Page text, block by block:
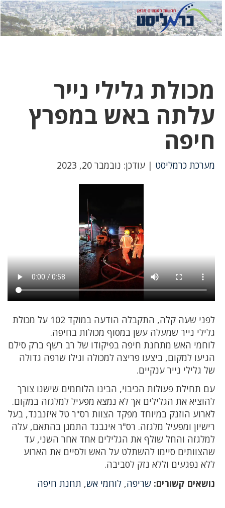
לחץ
כאן
לחץ
כדי
מכולת גלילי נייר
עלתה באש במפרץ
חיפה
מערכת כרמליסט | עודכן: נובמבר 20, 2023
לפני שעה קלה, התקבלה הודעה במוקד 102 על מכולת
גלילי נייר שמעלה עשן במסוף מכולות בחיפה.
לוחמי האש מתחנת חיפה בפיקודו של רב רשף ברק סילם
הגיעו למקום, ביצעו פריצה למכולה וגילו שרפה גדולה
של גלילי נייר ענקיים.
עם תחילת פעולות הכיבוי, הבינו הלוחמים שישנו צורך
להוציא את הגלילים אך לא נמצא מפעיל למלגזה במקום.
לארוע הוזנק במיוחד מפקד הצוות רס"ר טל איזנבנד, בעל
רישיון ומפעיל מלגזה. רס"ר אינבנד התמגן בהתאם, עלה
למלגזה והחל שולף את הגלילים אחד אחר השני, עד
שהצוותים סיימו להשתלט על האש ולסיים את הארוע
ללא נפגעים וללא נזק לסביבה.
נושאים קשורים: שריפה, לוחמי אש, תחנת חיפה